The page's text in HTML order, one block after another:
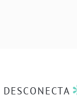
DESCONECTA